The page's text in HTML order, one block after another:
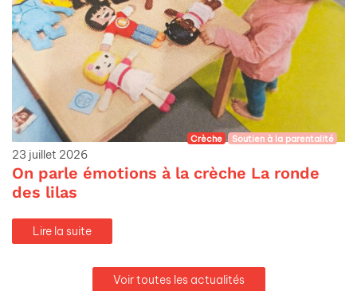
Crèche Soutien à la parentalité
23 juillet 2026
On parle émotions à la crèche La ronde
des lilas
Lire la suite
Voir toutes les actualités